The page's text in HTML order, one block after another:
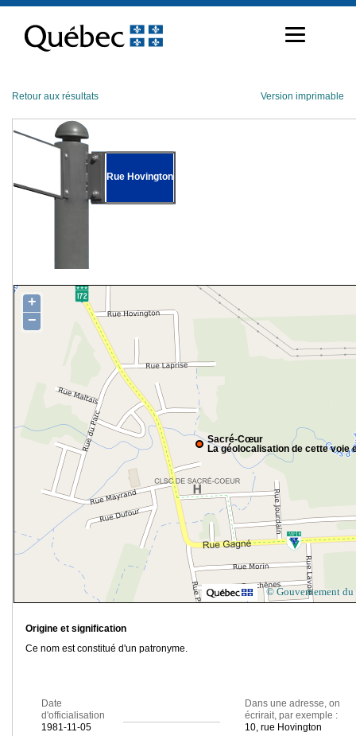
contenu
Retour aux résultats Version imprimable
Rue Hovington
Sacré-Cœur
La géolocalisation de cette voie
+
−
© Gouvernement du
Origine et signification
Ce nom est constitué d'un patronyme.
Date
d'officialisation
1981-11-05
Dans une adresse, on
écrirait, par exemple :
10, rue Hovington